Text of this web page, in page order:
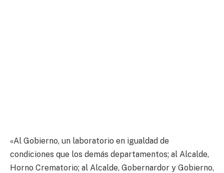
«Al Gobierno, un laboratorio en igualdad de
condiciones que los demás departamentos; al Alcalde,
Horno Crematorio; al Alcalde, Gobernardor y Gobierno,